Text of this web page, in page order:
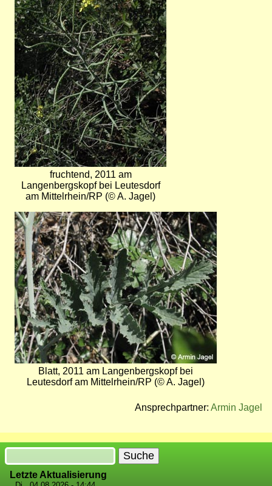
fruchtend, 2011 am
Langenbergskopf bei Leutesdorf
am Mittelrhein/RP (© A. Jagel)
Bild
Blatt, 2011 am Langenbergskopf bei
Leutesdorf am Mittelrhein/RP (© A. Jagel)
Ansprechpartner: Armin Jagel
Suche
Letzte Aktualisierung